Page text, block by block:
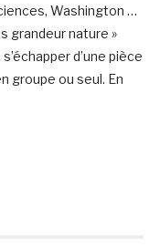
Washington …
grandeur nature »
d’une pièce
groupe ou seul. En